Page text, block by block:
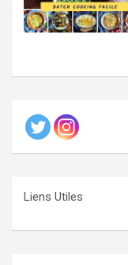
Liens Utiles